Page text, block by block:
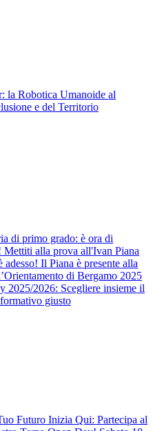
la Robotica Umanoide al
e del Territorio
di primo grado: è ora di
Mettiti alla prova all'Ivan Piana
adesso! Il Piana è presente alla
di Bergamo 2025
2025/2026: Scegliere insieme il
giusto
Futuro Inizia Qui: Partecipa al